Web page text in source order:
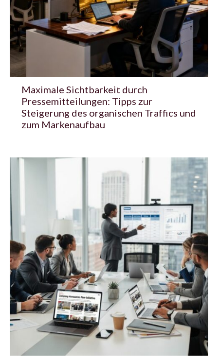
Maximale Sichtbarkeit durch
Pressemitteilungen: Tipps zur
Steigerung des organischen Traffics und
zum Markenaufbau